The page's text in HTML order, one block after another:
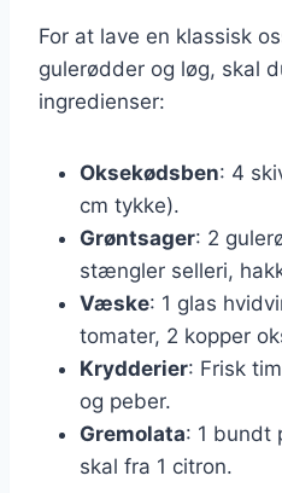
For at lave en klassisk
gulerødder og løg, skal
ingredienser:
Oksekødsben: 4
cm tykke).
Grøntsager: 2
stængler selleri,
Væske: 1 glas
tomater, 2 kopper
Krydderier: Frisk
og peber.
Gremolata: 1 bundt
skal fra 1 citron.